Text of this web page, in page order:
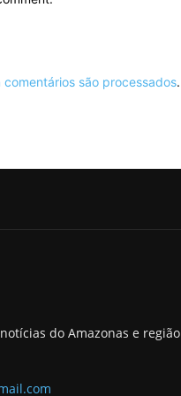
são processados.
do Amazonas e região